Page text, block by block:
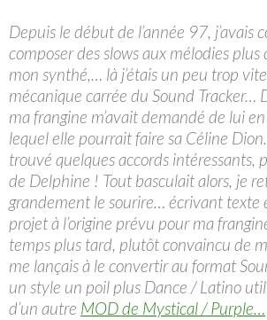
Depuis le début de l’année 97, j’avais
composer des slows aux mélodies plus
mon synthé,… là j’étais un peu trop
mécanique carrée du Sound Tracker…
ma frangine m’avait demandé de lui
lequel elle pourrait faire sa Céline
trouvé quelques accords intéressants,
de Delphine ! Tout basculait alors, je
grandement le sourire… écrivant texte
projet à l’origine prévu pour ma
temps plus tard, plutôt convaincu de
me lançais à le convertir au format
un style un poil plus Dance / Latino
d’un autre MOD de Mystical / Purple…